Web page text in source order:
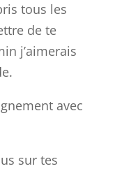
tous les
de te
j’aimerais
avec
sur tes